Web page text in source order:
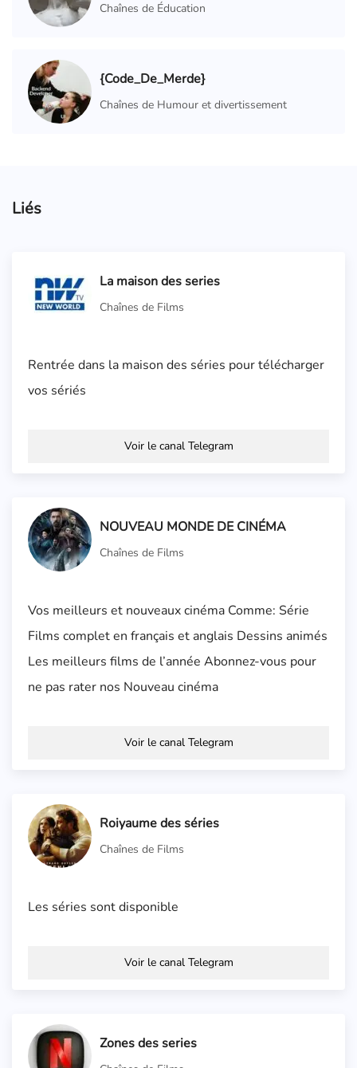
Chaînes de Éducation
{Code_De_Merde}
Chaînes de Humour et divertissement
Liés
La maison des series
Chaînes de Films
Rentrée dans la maison des séries pour télécharger
vos sériés
Voir le canal Telegram
NOUVEAU MONDE DE CINÉMA
Chaînes de Films
Vos meilleurs et nouveaux cinéma Comme: Série
Films complet en français et anglais Dessins animés
Les meilleurs films de l’année Abonnez-vous pour
ne pas rater nos Nouveau cinéma
Voir le canal Telegram
Roiyaume des séries
Chaînes de Films
Les séries sont disponible
Voir le canal Telegram
Zones des series